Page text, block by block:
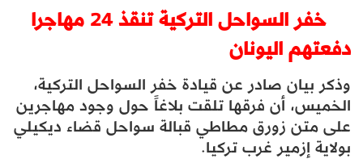
خفر السواحل التركية تنقذ 24 مهاجرا
دفعتهم اليونان
وذكر بيان صادر عن قيادة خفر السواحل التركية،
الخميس، أن فرقها تلقت بلاغاً حول وجود مهاجرين
على متن زورق مطاطي قبالة سواحل قضاء ديكيلي
بولاية إزمير غرب تركيا.